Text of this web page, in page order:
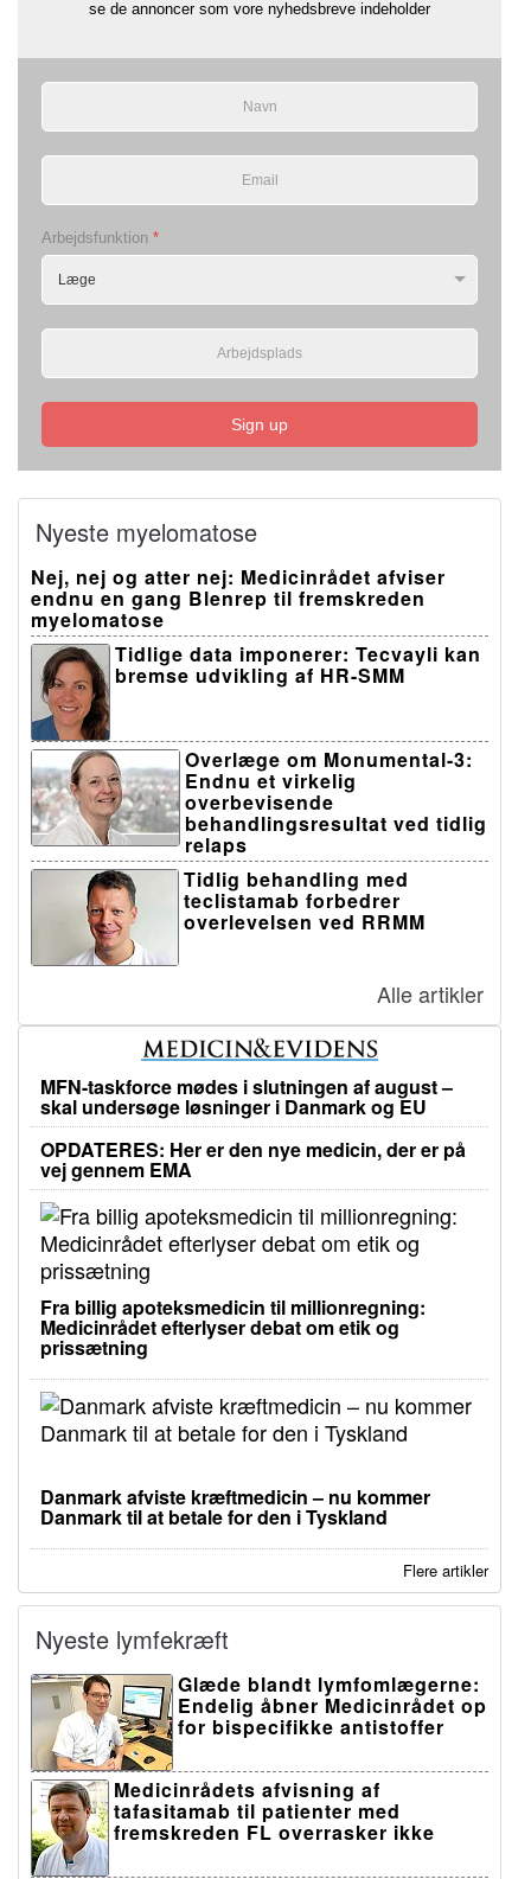
se de annoncer som vore nyhedsbreve indeholder
Arbejdsfunktion *
Sign up
Nyeste myelomatose
Nej, nej og atter nej: Medicinrådet afviser
endnu en gang Blenrep til fremskreden
myelomatose
Tidlige data imponerer: Tecvayli kan
bremse udvikling af HR-SMM
Overlæge om Monumental-3:
Endnu et virkelig
overbevisende
behandlingsresultat ved tidlig
relaps
Tidlig behandling med
teclistamab forbedrer
overlevelsen ved RRMM
Alle artikler
MFN-taskforce mødes i slutningen af august –
skal undersøge løsninger i Danmark og EU
OPDATERES: Her er den nye medicin, der er på
vej gennem EMA
Fra billig apoteksmedicin til millionregning:
Medicinrådet efterlyser debat om etik og
prissætning
Danmark afviste kræftmedicin – nu kommer
Danmark til at betale for den i Tyskland
Flere artikler
Nyeste lymfekræft
Glæde blandt lymfomlægerne:
Endelig åbner Medicinrådet op
for bispecifikke antistoffer
Medicinrådets afvisning af
tafasitamab til patienter med
fremskreden FL overrasker ikke